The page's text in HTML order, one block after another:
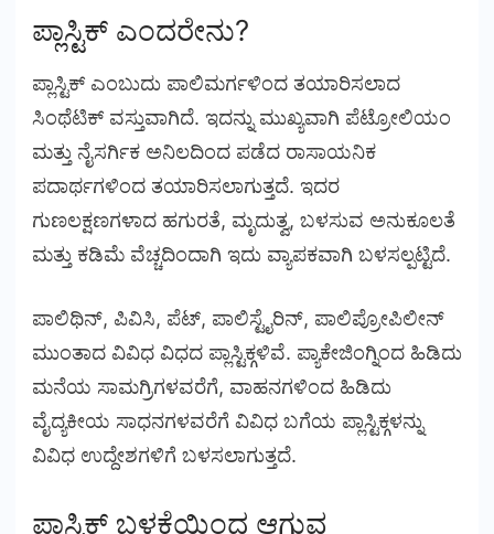
ಪ್ಲಾಸ್ಟಿಕ್ ಎಂದರೇನು?
ಪ್ಲಾಸ್ಟಿಕ್ ಎಂಬುದು ಪಾಲಿಮರ್ಗಳಿಂದ ತಯಾರಿಸಲಾದ
ಸಿಂಥೆಟಿಕ್ ವಸ್ತುವಾಗಿದೆ. ಇದನ್ನು ಮುಖ್ಯವಾಗಿ ಪೆಟ್ರೋಲಿಯಂ
ಮತ್ತು ನೈಸರ್ಗಿಕ ಅನಿಲದಿಂದ ಪಡೆದ ರಾಸಾಯನಿಕ
ಪದಾರ್ಥಗಳಿಂದ ತಯಾರಿಸಲಾಗುತ್ತದೆ. ಇದರ
ಗುಣಲಕ್ಷಣಗಳಾದ ಹಗುರತೆ, ಮೃದುತ್ವ, ಬಳಸುವ ಅನುಕೂಲತೆ
ಮತ್ತು ಕಡಿಮೆ ವೆಚ್ಚದಿಂದಾಗಿ ಇದು ವ್ಯಾಪಕವಾಗಿ ಬಳಸಲ್ಪಟ್ಟಿದೆ.
ಪಾಲಿಥಿನ್, ಪಿವಿಸಿ, ಪೆಟ್, ಪಾಲಿಸ್ಟೈರಿನ್, ಪಾಲಿಪ್ರೋಪಿಲೀನ್
ಮುಂತಾದ ವಿವಿಧ ವಿಧದ ಪ್ಲಾಸ್ಟಿಕ್ಗಳಿವೆ. ಪ್ಯಾಕೇಜಿಂಗ್ನಿಂದ ಹಿಡಿದು
ಮನೆಯ ಸಾಮಗ್ರಿಗಳವರೆಗೆ, ವಾಹನಗಳಿಂದ ಹಿಡಿದು
ವೈದ್ಯಕೀಯ ಸಾಧನಗಳವರೆಗೆ ವಿವಿಧ ಬಗೆಯ ಪ್ಲಾಸ್ಟಿಕ್ಗಳನ್ನು
ವಿವಿಧ ಉದ್ದೇಶಗಳಿಗೆ ಬಳಸಲಾಗುತ್ತದೆ.
ಪ್ಲಾಸ್ಟಿಕ್ ಬಳಕೆಯಿಂದ ಆಗುವ